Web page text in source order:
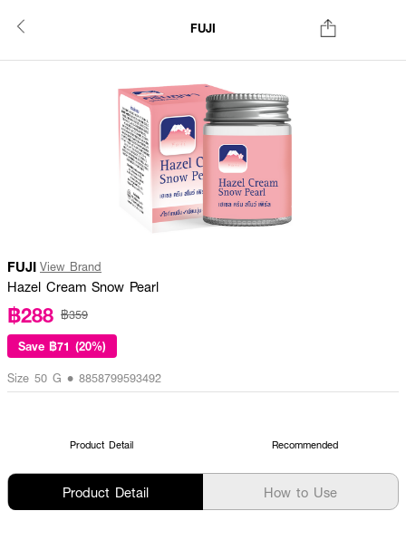
FUJI
FUJI View Brand
Hazel Cream Snow Pearl
฿288 ฿359
Save ฿71 (20%)
Size 50 G • 8858799593492
Product Detail Recommended
Product Detail How to Use